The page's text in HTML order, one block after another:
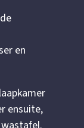
en
ensuite,